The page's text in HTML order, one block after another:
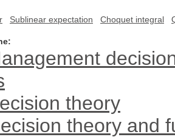
Sublinear expectation Choquet integral
theory
theory and